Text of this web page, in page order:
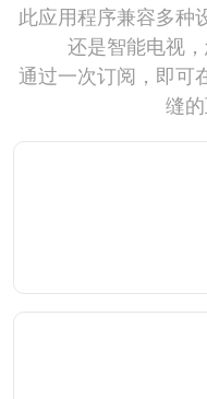
此应用程序兼容多种
还是智能电视
通过一次订阅，即可
缝的